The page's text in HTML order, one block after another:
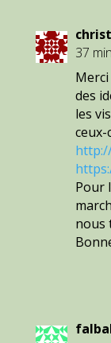
37 min
des
les
ceux-
Pour
nous